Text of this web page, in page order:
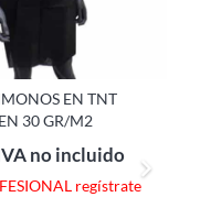
EN TNT
30 GR/M2
no incluido
regístrate